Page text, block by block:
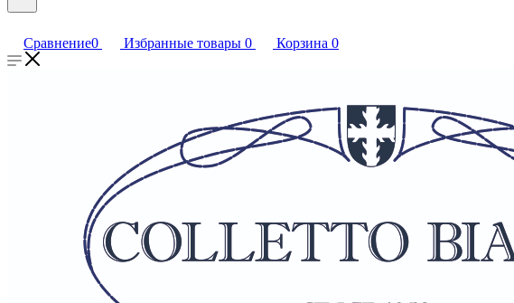
Сравнение0 Избранные товары 0 Корзина 0